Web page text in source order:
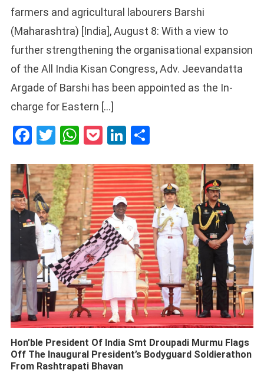
farmers and agricultural labourers Barshi
(Maharashtra) [India], August 8: With a view to
further strengthening the organisational expansion
of the All India Kisan Congress, Adv. Jeevandatta
Argade of Barshi has been appointed as the In-
charge for Eastern […]
Facebook
Twitter
WhatsApp
PocketLinkedIn
Hon’ble President Of India Smt Droupadi Murmu Flags
Off The Inaugural President’s Bodyguard Soldierathon
From Rashtrapati Bhavan